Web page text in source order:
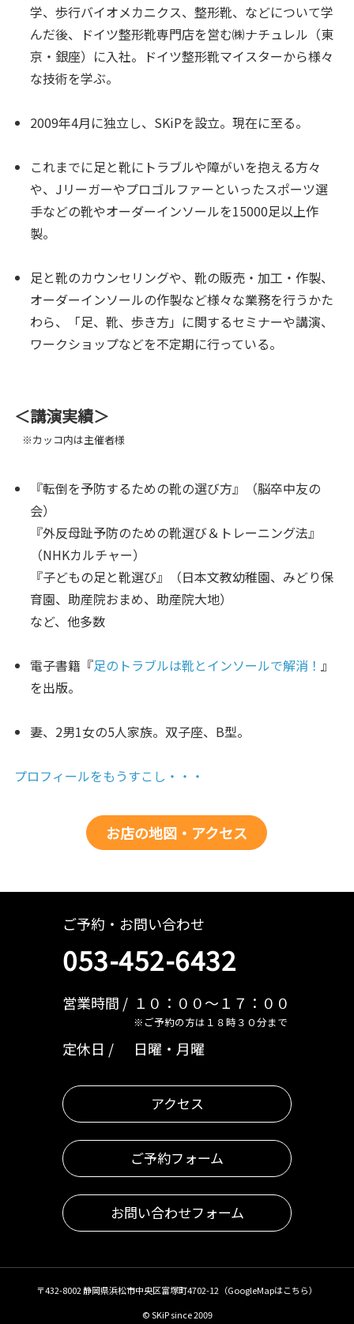
学、歩行バイオメカニクス、整形靴、などについて学
んだ後、ドイツ整形靴専門店を営む㈱ナチュレル（東
京・銀座）に入社。ドイツ整形靴マイスターから様々
な技術を学ぶ。
2009年4月に独立し、SKiPを設立。現在に至る。
これまでに足と靴にトラブルや障がいを抱える方々
や、Jリーガーやプロゴルファーといったスポーツ選
手などの靴やオーダーインソールを15000足以上作
製。
足と靴のカウンセリングや、靴の販売・加工・作製、
オーダーインソールの作製など様々な業務を行うかた
わら、「足、靴、歩き方」に関するセミナーや講演、
ワークショップなどを不定期に行っている。
＜講演実績＞
※カッコ内は主催者様
『転倒を予防するための靴の選び方』（脳卒中友の
会）
『外反母趾予防のための靴選び＆トレーニング法』
（NHKカルチャー）
『子どもの足と靴選び』（日本文教幼稚園、みどり保
育園、助産院おまめ、助産院大地）
など、他多数
電子書籍『足のトラブルは靴とインソールで解消！ 』
を出版。
妻、2男1女の5人家族。双子座、B型。
プロフィールをもうすこし・・・
お店の地図・アクセス
ご予約・お問い合わせ
053-452-6432
営業時間 １０：００～１７：００
※ご予約の方は１８時３０分まで
定休日 日曜・月曜
アクセス
ご予約フォーム
お問い合わせフォーム
〒432-8002 静岡県浜松市中央区富塚町4702-12（GoogleMapはこちら）
© SKiP since 2009